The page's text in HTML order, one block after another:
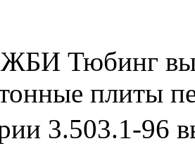
Тюбинг
плиты
3.503.1-96